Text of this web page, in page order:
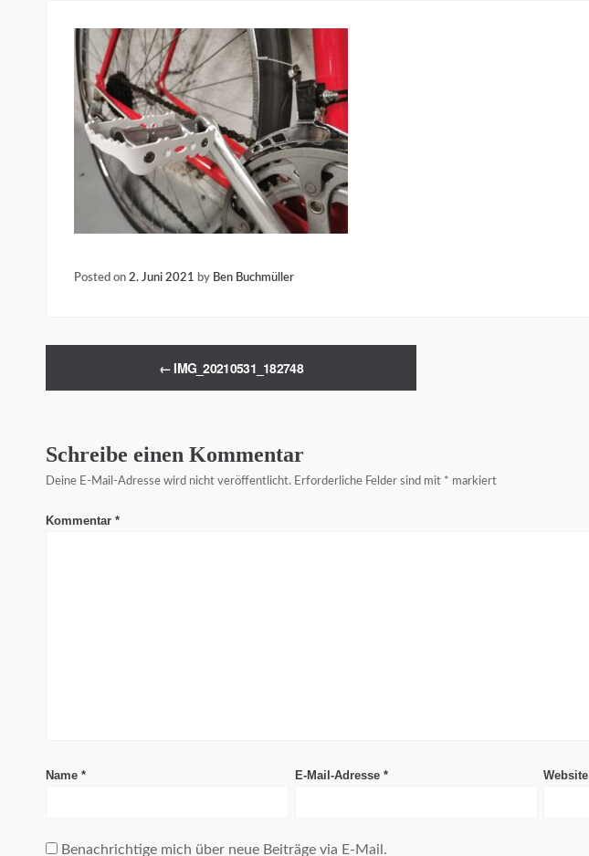
Posted on 2. Juni 2021 by Ben Buchmüller
←IMG_20210531_182748
Schreibe einen Kommentar
Deine E-Mail-Adresse wird nicht veröffentlicht. Erforderliche Felder sind mit * markiert
Kommentar *
Name * E-Mail-Adresse * Website
Benachrichtige mich über neue Beiträge via E-Mail.